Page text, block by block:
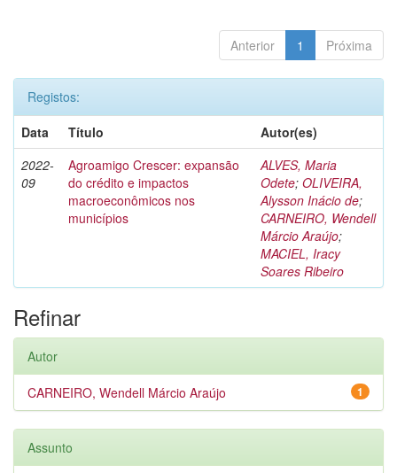
Anterior 1 Próxima
Registos:
Data
Título
Autor(es)
2022-
09
Agroamigo Crescer: expansão
do crédito e impactos
macroeconômicos nos
municípios
ALVES, Maria
Odete; OLIVEIRA,
Alysson Inácio de;
CARNEIRO, Wendell
Márcio Araújo;
MACIEL, Iracy
Soares Ribeiro
Refinar
Autor
1
CARNEIRO, Wendell Márcio Araújo
Assunto